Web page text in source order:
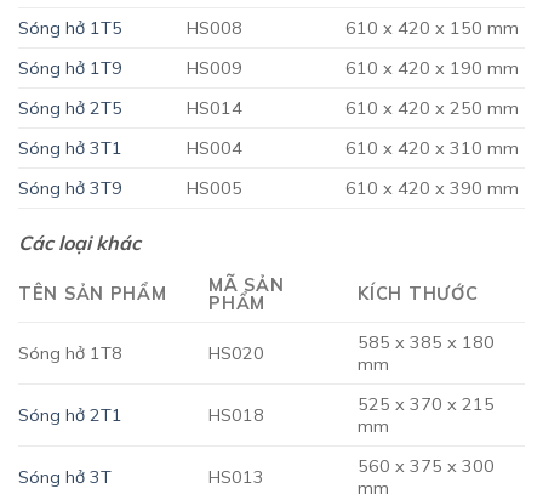
Sóng hở 1T5
HS008
610 x 420 x 150 mm
Sóng hở 1T9
HS009
610 x 420 x 190 mm
Sóng hở 2T5
HS014
610 x 420 x 250 mm
Sóng hở 3T1
HS004
610 x 420 x 310 mm
Sóng hở 3T9
HS005 610 x 420 x 390 mm
Các loại khác
TÊN SẢN PHẨM
MÃ SẢN
PHẨM
KÍCH THƯỚC
Sóng hở 1T8 HS020
585 x 385 x 180
mm
Sóng hở 2T1 HS018
525 x 370 x 215
mm
Sóng hở 3T HS013
560 x 375 x 300
mm